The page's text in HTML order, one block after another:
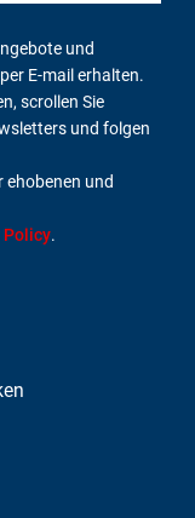
und
E-mail erhalten.
scrollen Sie
und folgen
und
Policy.